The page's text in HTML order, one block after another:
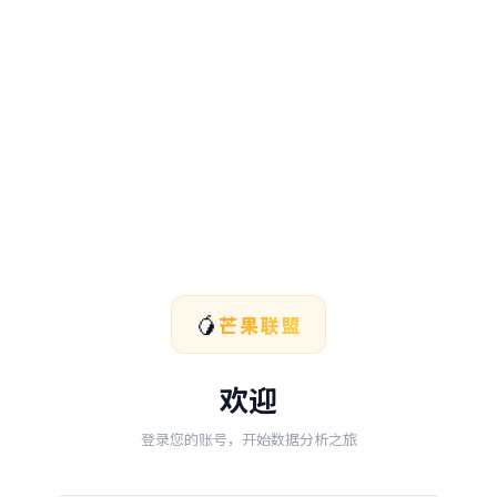
🥭芒果联盟
欢迎
登录您的账号，开始数据分析之旅